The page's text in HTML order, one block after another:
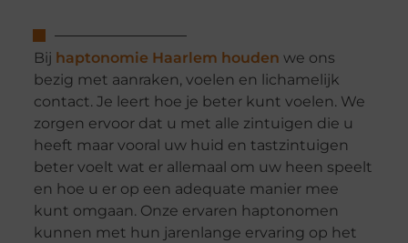
Bij haptonomie Haarlem houden we ons
bezig met aanraken, voelen en lichamelijk
contact. Je leert hoe je beter kunt voelen. We
zorgen ervoor dat u met alle zintuigen die u
heeft maar vooral uw huid en tastzintuigen
beter voelt wat er allemaal om uw heen speelt
en hoe u er op een adequate manier mee
kunt omgaan. Onze ervaren haptonomen
kunnen met hun jarenlange ervaring op het